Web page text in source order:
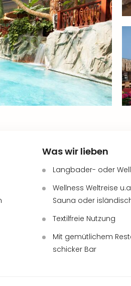
Was wir lieben
Langbader- oder
Wellness Weltreise
Sauna oder
Textilfreie Nutzung
Mit gemütlichem
schicker Bar